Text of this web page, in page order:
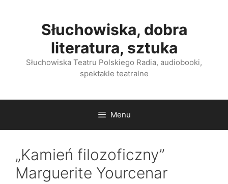
Słuchowiska, dobra
literatura, sztuka
Słuchowiska Teatru Polskiego Radia, audiobooki,
spektakle teatralne
Menu
„Kamień filozoficzny”
Marguerite Yourcenar